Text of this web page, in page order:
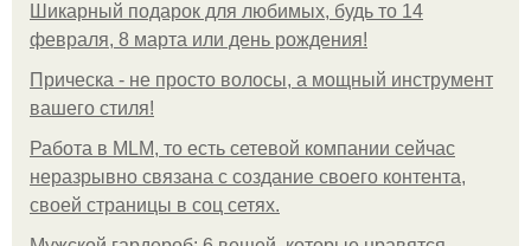
Шикарный подарок для любимых, будь то 14
февраля, 8 марта или день рождения!
Прическа - не просто волосы, а мощный инструмент
вашего стиля!
Работа в MLM, то есть сетевой компании сейчас
неразрывно связана с создание своего контента,
своей страницы в соц сетях.